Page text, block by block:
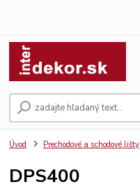
Úvod Prechodové a schodové lišty
DPS400